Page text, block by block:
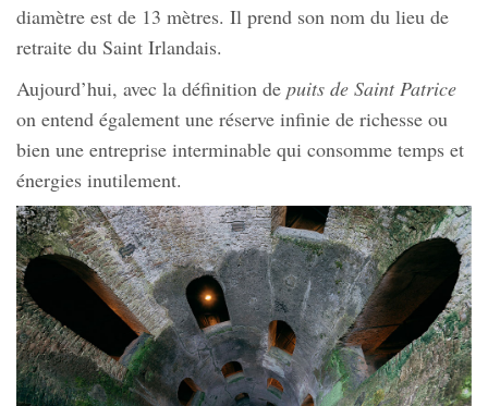
diamètre est de 13 mètres. Il prend son nom du lieu de
retraite du Saint Irlandais.
Aujourd’hui, avec la définition de puits de Saint Patrice
on entend également une réserve infinie de richesse ou
bien une entreprise interminable qui consomme temps et
énergies inutilement.